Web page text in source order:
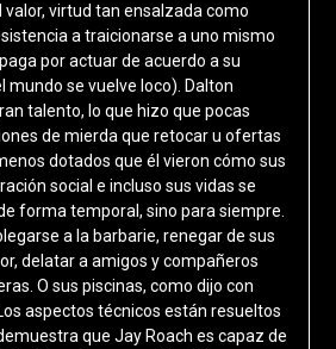
valor, virtud tan ensalzada como
a traicionarse a uno mismo
por actuar de acuerdo a su
mundo se vuelve loco). Dalton
talento, lo que hizo que pocas
de mierda que retocar u ofertas
dotados que él vieron cómo sus
social e incluso sus vidas se
forma temporal, sino para siempre.
a la barbarie, renegar de sus
delatar a amigos y compañeros
O sus piscinas, como dijo con
aspectos técnicos están resueltos
que Jay Roach es capaz de